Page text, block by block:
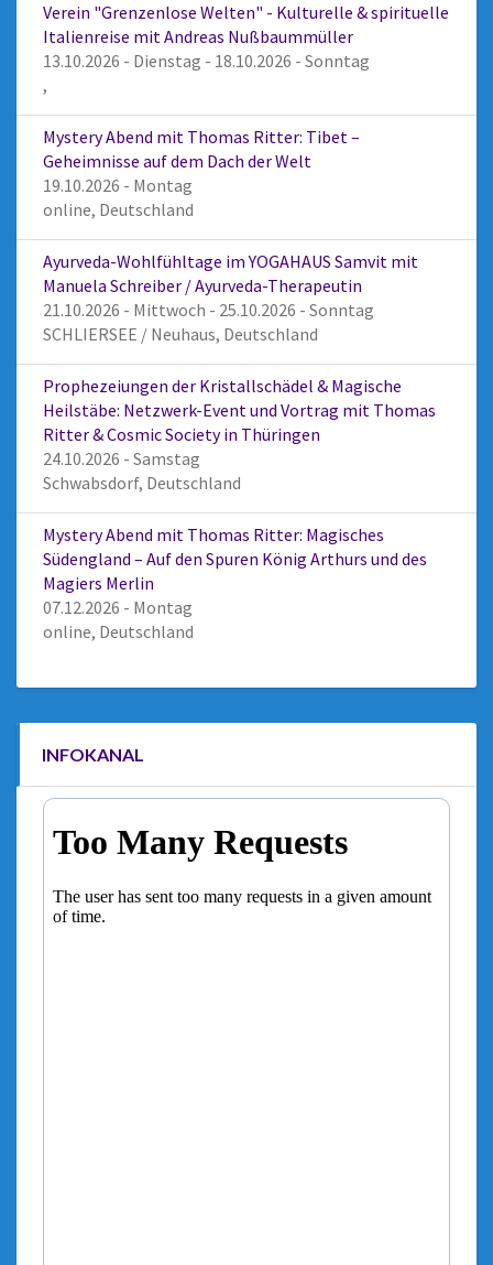
Verein "Grenzenlose Welten" - Kulturelle & spirituelle
Italienreise mit Andreas Nußbaummüller
13.10.2026 - Dienstag - 18.10.2026 - Sonntag
,
Mystery Abend mit Thomas Ritter: Tibet –
Geheimnisse auf dem Dach der Welt
19.10.2026 - Montag
online, Deutschland
Ayurveda-Wohlfühltage im YOGAHAUS Samvit mit
Manuela Schreiber / Ayurveda-Therapeutin
21.10.2026 - Mittwoch - 25.10.2026 - Sonntag
SCHLIERSEE / Neuhaus, Deutschland
Prophezeiungen der Kristallschädel & Magische
Heilstäbe: Netzwerk-Event und Vortrag mit Thomas
Ritter & Cosmic Society in Thüringen
24.10.2026 - Samstag
Schwabsdorf, Deutschland
Mystery Abend mit Thomas Ritter: Magisches
Südengland – Auf den Spuren König Arthurs und des
Magiers Merlin
07.12.2026 - Montag
online, Deutschland
INFOKANAL